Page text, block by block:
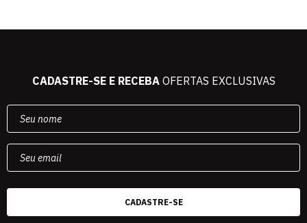
CADASTRE-SE E RECEBAOFERTAS EXCLUSIVAS